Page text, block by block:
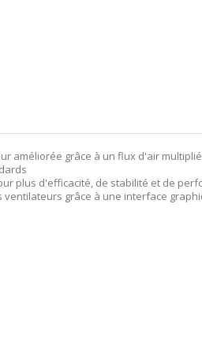
améliorée grâce à un flux d'air
plus d'efficacité, de stabilité et de
grâce à une interface